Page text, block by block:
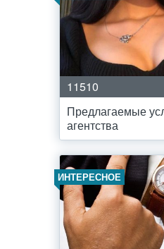
11510
Предлагаемые
агентства
ИНТЕРЕСНОЕ